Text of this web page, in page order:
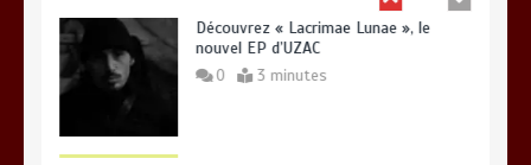
Découvrez « Lacrimae Lunae », le
nouvel EP d’UZAC
0 3 minutes